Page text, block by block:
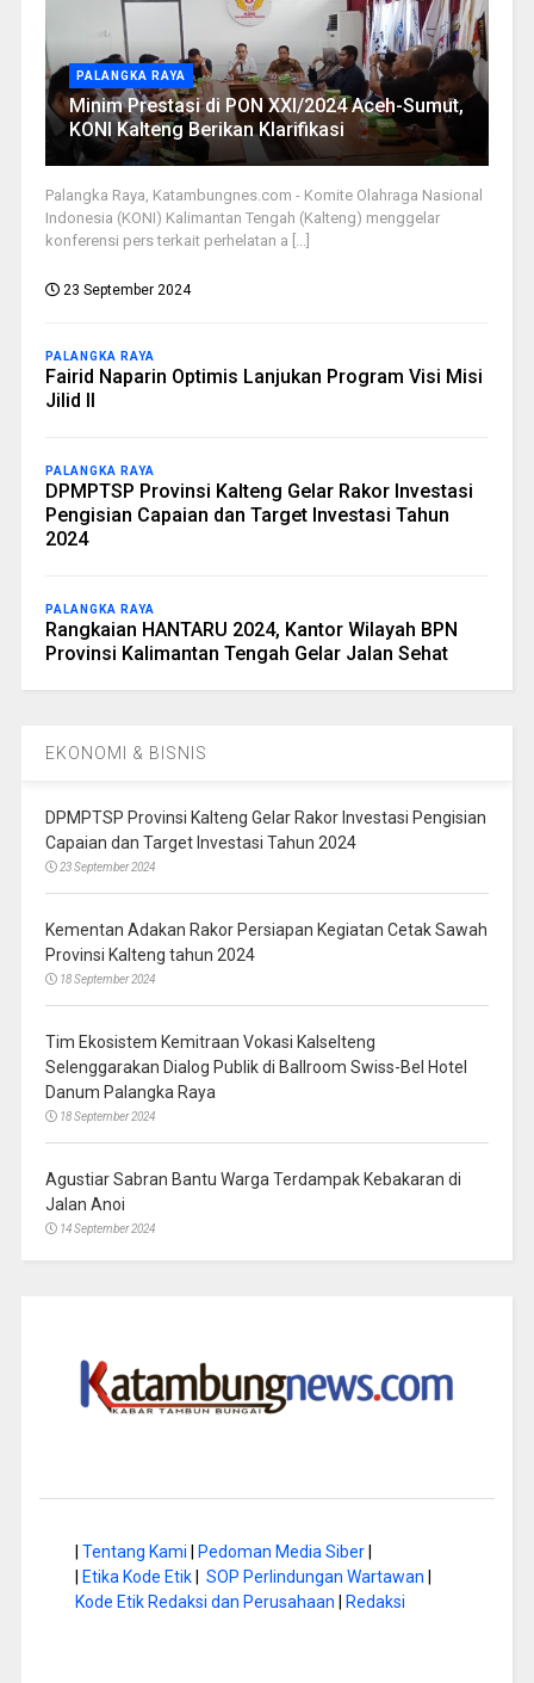
PALANGKA RAYA
Minim Prestasi di PON XXI/2024 Aceh-Sumut,
KONI Kalteng Berikan Klarifikasi
Palangka Raya, Katambungnes.com - Komite Olahraga Nasional
Indonesia (KONI) Kalimantan Tengah (Kalteng) menggelar
konferensi pers terkait perhelatan a [...]
23 September 2024
PALANGKA RAYA
Fairid Naparin Optimis Lanjukan Program Visi Misi
Jilid II
PALANGKA RAYA
DPMPTSP Provinsi Kalteng Gelar Rakor Investasi
Pengisian Capaian dan Target Investasi Tahun
2024
PALANGKA RAYA
Rangkaian HANTARU 2024, Kantor Wilayah BPN
Provinsi Kalimantan Tengah Gelar Jalan Sehat
EKONOMI & BISNIS
DPMPTSP Provinsi Kalteng Gelar Rakor Investasi Pengisian
Capaian dan Target Investasi Tahun 2024
23 September 2024
Kementan Adakan Rakor Persiapan Kegiatan Cetak Sawah
Provinsi Kalteng tahun 2024
18 September 2024
Tim Ekosistem Kemitraan Vokasi Kalselteng
Selenggarakan Dialog Publik di Ballroom Swiss-Bel Hotel
Danum Palangka Raya
18 September 2024
Agustiar Sabran Bantu Warga Terdampak Kebakaran di
Jalan Anoi
14 September 2024
Tentang Kami Pedoman Media Siber|
Etika Kode Etik| SOP Perlindungan Wartawan
Kode Etik Redaksi dan Perusahaan
Redaksi